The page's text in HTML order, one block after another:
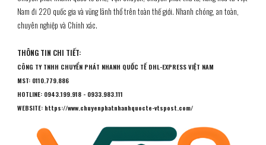
Nam đi 220 quốc gia và vũng lãnh thổ trên toàn thế giới. Nhanh chóng, an toàn,
chuyên nghiệp và Chính xác.
THÔNG TIN CHI TIẾT:
CÔNG TY TNHH CHUYỂN PHÁT NHANH QUỐC TẾ DHL-EXPRESS VIỆT NAM
MST: 0110.779.886
HOTLINE: 0943.199.918 - 0933.983.111
WEBSITE: https://www.chuyenphatnhanhquocte-vtspost.com/